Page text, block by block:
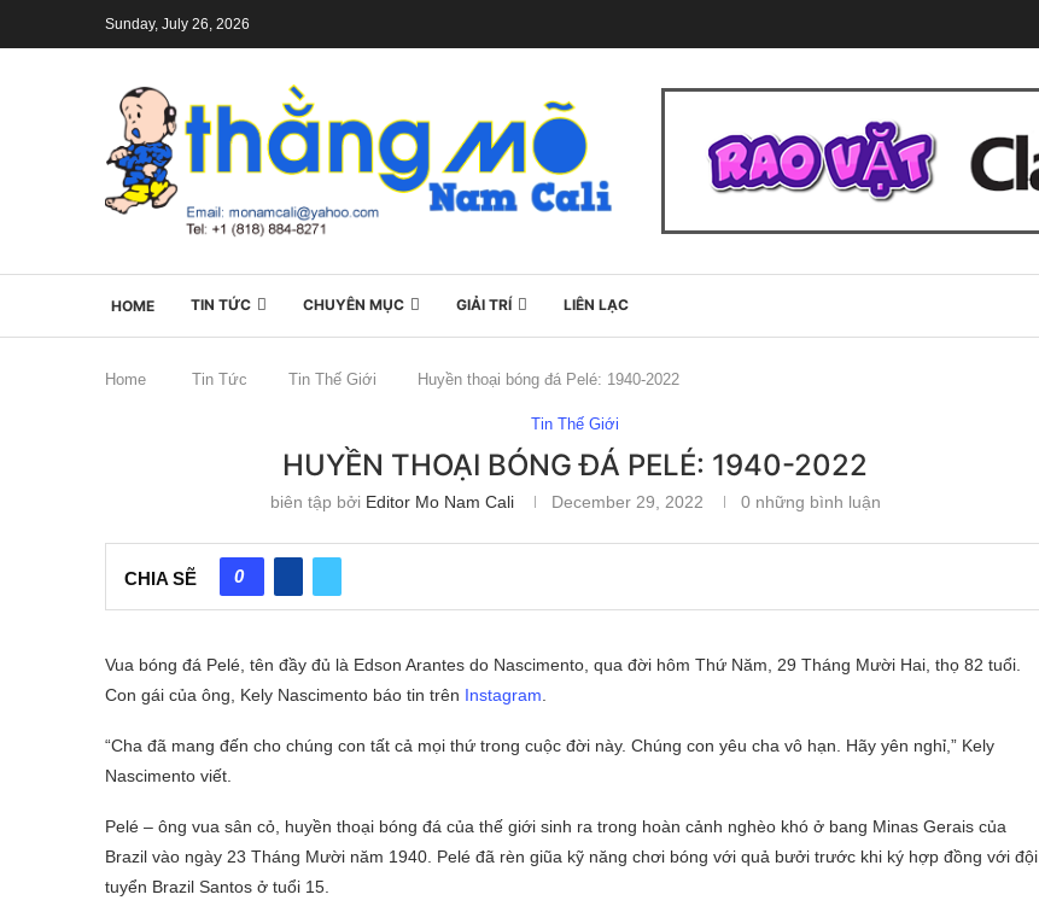
Sunday, July 26, 2026
HOME TIN TỨC CHUYÊN MỤC GIẢI TRÍ LIÊN LẠC
Home Tin Tức Tin Thế Giới Huyền thoại bóng đá Pelé: 1940-2022
Tin Thế Giới
HUYỀN THOẠI BÓNG ĐÁ PELÉ: 1940-2022
biên tập bởi Editor Mo Nam Cali December 29, 2022 0 những bình luận
CHIA SẼ 0
Vua bóng đá Pelé, tên đầy đủ là Edson Arantes do Nascimento, qua đời hôm Thứ Năm, 29 Tháng Mười Hai, thọ 82 tuổi.
Con gái của ông, Kely Nascimento báo tin trên Instagram
“Cha đã mang đến cho chúng con tất cả mọi thứ trong cuộc đời này. Chúng con yêu cha vô hạn. Hãy yên nghỉ,” Kely
Nascimento viết.
Pelé – ông vua sân cỏ, huyền thoại bóng đá của thế giới sinh ra trong hoàn cảnh nghèo khó ở bang Minas Gerais của
Brazil vào ngày 23 Tháng Mười năm 1940. Pelé đã rèn giũa kỹ năng chơi bóng với quả bưởi trước khi ký hợp đồng với đội
tuyển Brazil Santos ở tuổi 15.